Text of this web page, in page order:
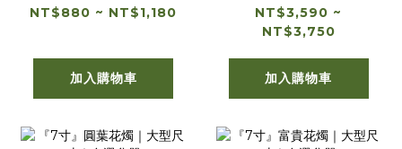
選盆器
NT$880 ~ NT$1,180
加入購物車
自選盆器
NT$3,590 ~
NT$3,750
加入購物車